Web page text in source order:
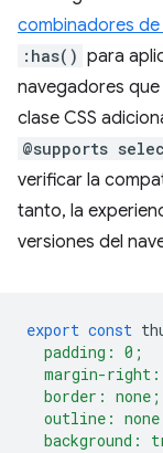
combinadores de
:has() para
navegadores
clase CSS
@supports
verificar la
tanto, la
versiones del
export const
  padding: 0;
margin-right:
  border: none;
outline:
background: